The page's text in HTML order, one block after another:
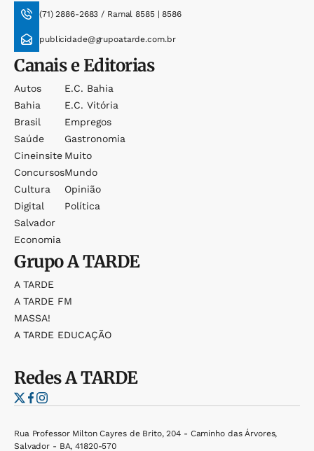
(71) 2886-2683 / Ramal 8585 | 8586
publicidade@grupoatarde.com.br
Canais e Editorias
Autos
Bahia
Brasil
Saúde
Cineinsite
Concursos
Cultura
Digital
Salvador
Economia
E.c. Bahia
E.c. Vitória
Empregos
Gastronomia
Muito
Mundo
Opinião
Política
GrupoA TARDE
A TARDE
A TARDE FM
MASSA!
A TARDE EDUCAÇÃO
RedesA TARDE
Rua Professor Milton Cayres de Brito, 204 - Caminho das Árvores,
Salvador - BA, 41820-570